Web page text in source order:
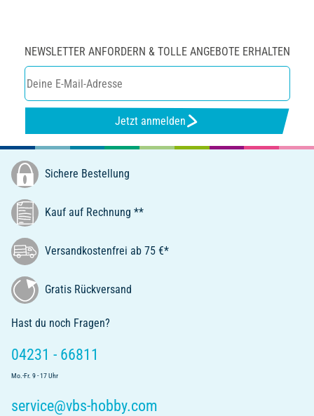
NEWSLETTER ANFORDERN & TOLLE ANGEBOTE ERHALTEN
Jetzt anmelden
Sichere Bestellung
Kauf auf Rechnung **
Versandkostenfrei ab 75 €*
Gratis Rückversand
Hast du noch Fragen?
04231 - 66811
Mo.-Fr. 9 - 17 Uhr
service@vbs-hobby.com